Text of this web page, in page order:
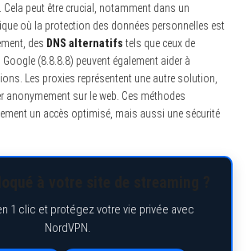
Cela peut être crucial, notamment dans un
où la protection des données personnelles est
des DNS alternatifs tels que ceux de
(8.8.8.8) peuvent également aider à
Les proxies représentent une autre solution,
anonymement sur le web. Ces méthodes
un accès optimisé, mais aussi une sécurité
1 clic et protégez votre vie privée avec
NordVPN.